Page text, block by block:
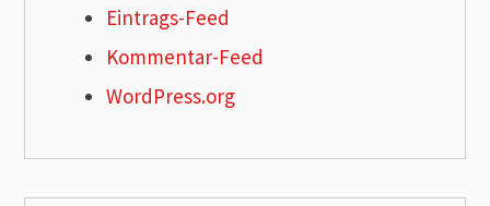
Eintrags-Feed
Kommentar-Feed
WordPress.org